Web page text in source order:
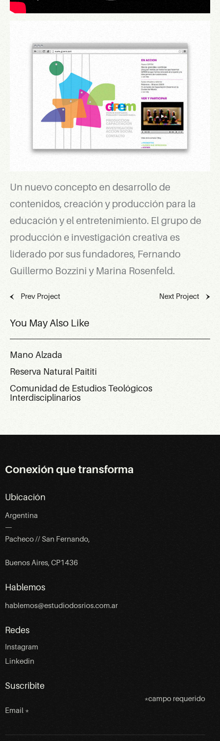
Un nuevo concepto en desarrollo de
contenidos, creación y producción para la
educación y el entretenimiento. El grupo de
producción e investigación creativa es
liderado por sus fundadores, Fernando
Guillermo Bozzini y Marina Rosenfeld.
Prev Project Next Project
You May Also Like
Mano Alzada
Reserva Natural Paititi
Comunidad de Estudios Teológicos
Interdisciplinarios
Conexión que transforma
Ubicación
Argentina
—
Pacheco // San Fernando,
Buenos Aires, CP1436
Hablemos
hablemos@estudiodosrios.com.ar
Redes
Instagram
Linkedin
Suscribite
*campo requerido
Email *